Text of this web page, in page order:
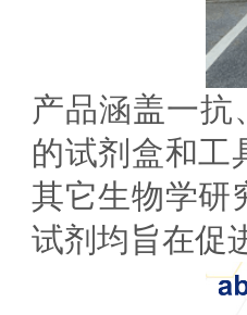
产品涵盖一抗
的试剂盒和工
其它生物学研
试剂均旨在促